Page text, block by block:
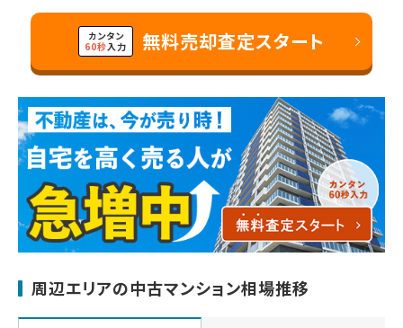
カンタン
60秒入力 無料売却査定スタート
周辺エリアの中古マンション相場推移